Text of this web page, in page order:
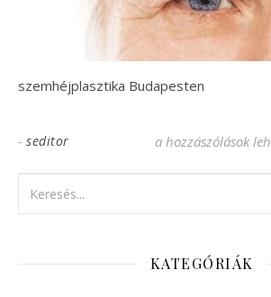
szemhéjplasztika Budapesten
- seditor ptosis-1
a hozzászólások
KATEGÓRIÁK